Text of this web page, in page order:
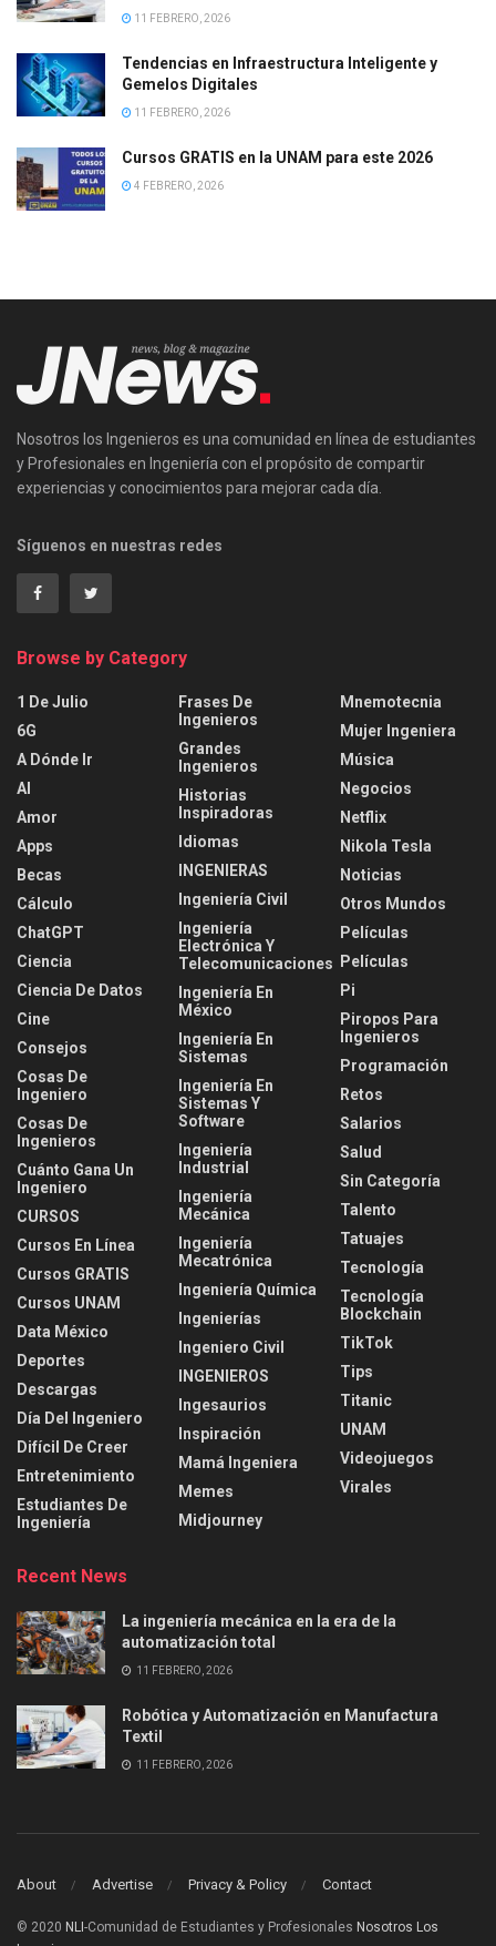
11 FEBRERO, 2026
Tendencias en Infraestructura Inteligente y
Gemelos Digitales
11 FEBRERO, 2026
Cursos GRATIS en la UNAM para este 2026
4 FEBRERO, 2026
Nosotros los Ingenieros es una comunidad en línea de estudiantes
y Profesionales en Ingeniería con el propósito de compartir
experiencias y conocimientos para mejorar cada día.
Síguenos en nuestras redes
Browse by Category
1 De Julio
6G
A Dónde Ir
AI
Amor
Apps
Becas
Cálculo
ChatGPT
Ciencia
Ciencia De Datos
Cine
Consejos
Cosas De
Ingeniero
Cosas De
Ingenieros
Cuánto Gana Un
Ingeniero
CURSOS
Cursos En Línea
Cursos GRATIS
Cursos UNAM
Data México
Deportes
Descargas
Día Del Ingeniero
Difícil De Creer
Entretenimiento
Estudiantes De
Ingeniería
Frases De
Ingenieros
Grandes
Ingenieros
Historias
Inspiradoras
Idiomas
INGENIERAS
Ingeniería Civil
Ingeniería
Electrónica Y
Telecomunicaciones
Ingeniería En
México
Ingeniería En
Sistemas
Ingeniería En
Sistemas Y
Software
Ingeniería
Industrial
Ingeniería
Mecánica
Ingeniería
Mecatrónica
Ingeniería Química
Ingenierías
Ingeniero Civil
INGENIEROS
Ingesaurios
Inspiración
Mamá Ingeniera
Memes
Midjourney
Mnemotecnia
Mujer Ingeniera
Música
Negocios
Netflix
Nikola Tesla
Noticias
Otros Mundos
Películas
Películas
Pi
Piropos Para
Ingenieros
Programación
Retos
Salarios
Salud
Sin Categoría
Talento
Tatuajes
Tecnología
Tecnología
Blockchain
TikTok
Tips
Titanic
UNAM
Videojuegos
Virales
Recent News
La ingeniería mecánica en la era de la
automatización total
11 FEBRERO, 2026
Robótica y Automatización en Manufactura
Textil
11 FEBRERO, 2026
About Advertise Privacy & Policy Contact
© 2020 NLI-Comunidad de Estudiantes y Profesionales Nosotros Los